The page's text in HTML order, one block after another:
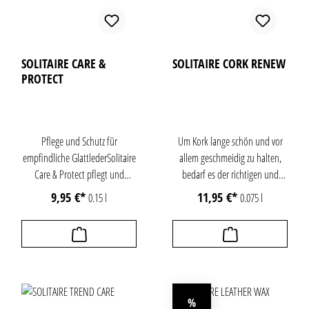
SOLITAIRE CARE &
PROTECT
Pflege und Schutz für
empfindliche GlattlederSolitaire
Care & Protect pflegt und
schützt alle glatten Leder
besonders schonend. Die
Rezeptur eignet sich ideal für
empfindliche Lederoberflächen
Effekt‑Look. Auch
9,95 €*0.15 l
SOLITAIRE CORK RENEW
Um Kork lange schön und vor
allem geschmeidig zu halten,
bedarf es der richtigen und
regelmäßigen Pflege. Cork
Renew pflegt und schützt
Sohlenränder und Absätze aus
Kork. Die Lösung ist sowohl für
Die enthaltenen Wirkstoffe
11,95 €*0.075 l
%